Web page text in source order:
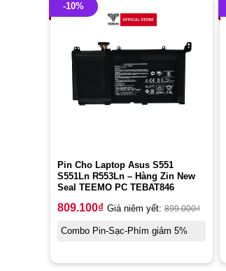
-10%
Pin Cho Laptop Asus S551
S551Ln R553Ln – Hàng Zin New
Seal TEEMO PC TEBAT846
809.100₫ Giá niêm yết: 899.000₫
Combo Pin-Sạc-Phím giảm 5%